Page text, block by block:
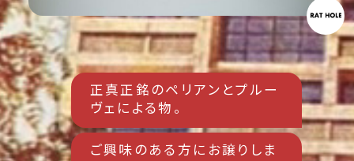
正真正銘のペリアンとプルー
ヴェによる物。
ご興味のある方にお譲りしま